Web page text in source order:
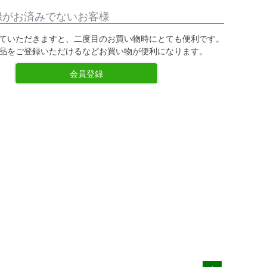
がお済みでないお客様
いただきますと、二度目のお買い物時にとても便利です。
をご登録いただけるなどお買い物が便利になります。
会員登録